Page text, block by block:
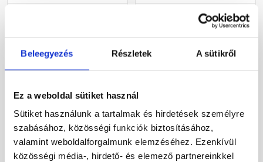
Beleegyezés Részletek A sütikről
Ez a weboldal sütiket használ
Sütiket használunk a tartalmak és hirdetések személyre
szabásához, közösségi funkciók biztosításához,
valamint weboldalforgalmunk elemzéséhez. Ezenkívül
közösségi média-, hirdető- és elemező partnereinkkel
magnolia 5 16 kg
Rendelésre
19 175 Ft/ db
Megnézem
Revco Vario+ Struktúra
gördülőszemcsés
melange 4 16 kg
Megnézem